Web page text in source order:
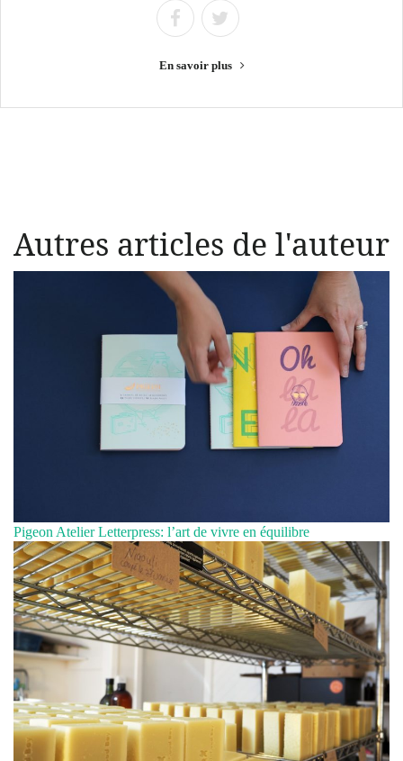
En savoir plus
Autres articles de l'auteur
Pigeon Atelier Letterpress: l’art de vivre en équilibre